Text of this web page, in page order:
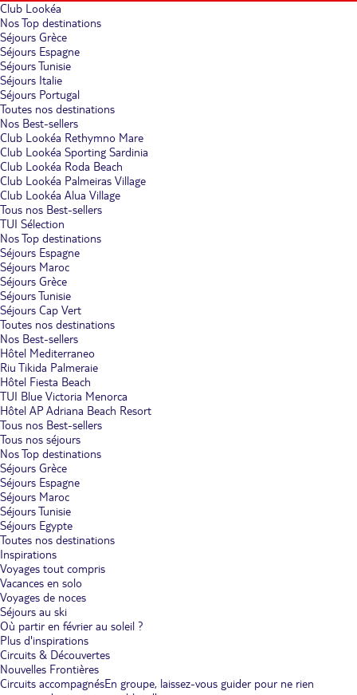
Club Lookéa
Nos Top destinations
Séjours Grèce
Séjours Espagne
Séjours Tunisie
Séjours Italie
Séjours Portugal
Toutes nos destinations
Nos Best-sellers
Club Lookéa Rethymno Mare
Club Lookéa Sporting Sardinia
Club Lookéa Roda Beach
Club Lookéa Palmeiras Village
Club Lookéa Alua Village
Tous nos Best-sellers
TUI Sélection
Nos Top destinations
Séjours Espagne
Séjours Maroc
Séjours Grèce
Séjours Tunisie
Séjours Cap Vert
Toutes nos destinations
Nos Best-sellers
Hôtel Mediterraneo
Riu Tikida Palmeraie
Hôtel Fiesta Beach
TUI Blue Victoria Menorca
Hôtel AP Adriana Beach Resort
Tous nos Best-sellers
Tous nos séjours
Nos Top destinations
Séjours Grèce
Séjours Espagne
Séjours Maroc
Séjours Tunisie
Séjours Egypte
Toutes nos destinations
Inspirations
Voyages tout compris
Vacances en solo
Voyages de noces
Séjours au ski
Où partir en février au soleil ?
Plus d'inspirations
Circuits & Découvertes
Nouvelles Frontières
Circuits accompagnésEn groupe, laissez-vous guider pour ne rien